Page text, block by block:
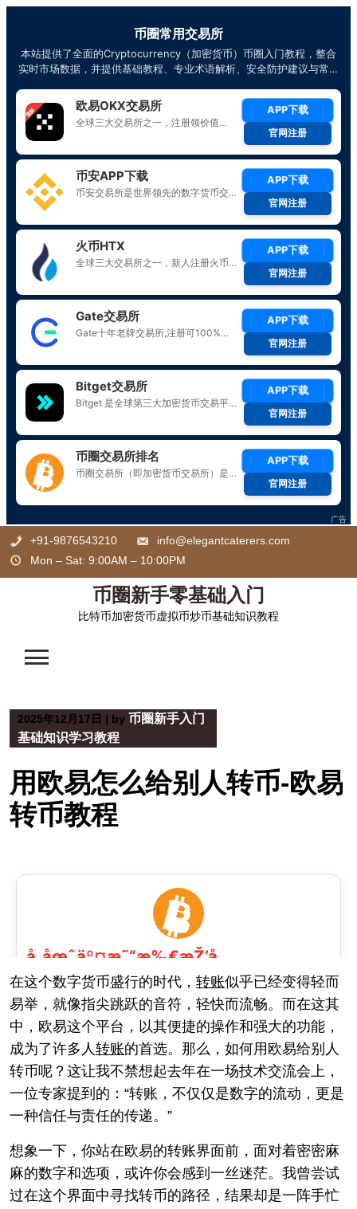
Skip
+91-9876543210
info@elegantcaterers.com
Mon – Sat: 9:00AM – 10:00PM
币圈新手零基础入门
比特币加密货币虚拟币炒币基础知识教程
2025年12月17日 | by 币圈新手入门
基础知识学习教程
用欧易怎么给别人转币-欧易
转币教程
在这个数字货币盛行的时代， 转账似乎已经变得轻而
易举，就像指尖跳跃的音符，轻快而流畅。而在这其
中，欧易这个平台，以其便捷的操作和强大的功能，
成为了许多人转账的首选。那么，如何用欧易给别人
转币呢？这让我不禁想起去年在一场技术交流会上，
一位专家提到的：“转账，不仅仅是数字的流动，更是
一种信任与责任的传递。”
想象一下，你站在欧易的转账界面前，面对着密密麻
麻的数字和选项，或许你会感到一丝迷茫。我曾尝试
过在这个界面中寻找转币的路径，结果却是一阵手忙